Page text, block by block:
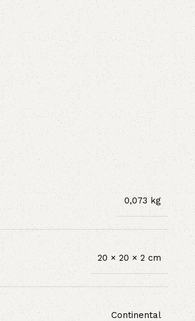
0,073 kg
20 × 20 × 2 cm
Continental